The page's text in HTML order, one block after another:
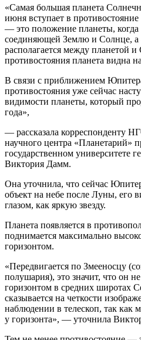
«Самая большая планета
июня вступает в
— это положение планеты, когда
соединяющей Землю и Солнце, а
располагается между планетой
противостояния планета видна
В связи с приближением
противостояния уже сейчас
видимости планеты, который
года»,
— рассказала корреспонденту
научного центра «Планетарий»
государственном университете
Виктория Дамм.
Она уточнила, что сейчас
объект на небе после Луны, его
глазом, как яркую звезду.
Планета появляется в
поднимается максимально
горизонтом.
«Передвигается по Змееносцу
полушария), это значит, что он
горизонтом в средних широтах
сказывается на четкости
наблюдении в телескоп, так как
у горизонта», — уточнила